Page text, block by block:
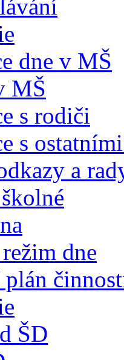
dne v MŠ
MŠ
s rodiči
s
a
dne
ŠD